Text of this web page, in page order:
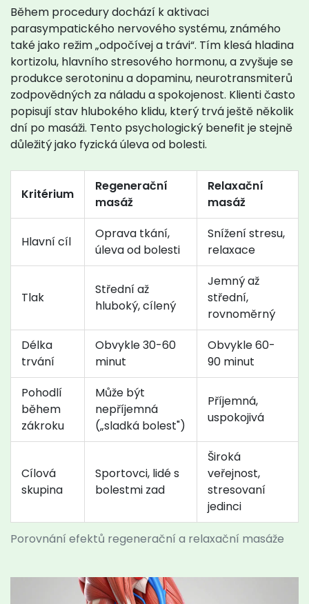
Během procedury dochází k aktivaci
parasympatického nervového systému, známého
také jako režim „odpočívej a trávi“. Tím klesá hladina
kortizolu, hlavního stresového hormonu, a zvyšuje se
produkce serotoninu a dopaminu, neurotransmiterů
zodpovědných za náladu a spokojenost. Klienti často
popisují stav hlubokého klidu, který trvá ještě několik
dní po masáži. Tento psychologický benefit je stejně
důležitý jako fyzická úleva od bolesti.
Porovnání efektů regenerační a relaxační masáže
Kritérium
Regenerační
masáž
Relaxační
masáž
Hlavní cíl
Oprava tkání,
úleva od bolesti
Snížení stresu,
relaxace
Tlak
Střední až
hluboký, cílený
Jemný až
střední,
rovnoměrný
Délka
trvání
Obvykle 30-60
minut
Obvykle 60-
90 minut
Pohodlí
během
zákroku
Může být
nepříjemná
(„sladká bolest")
Příjemná,
uspokojivá
Cílová
skupina
Sportovci, lidé s
bolestmi zad
Široká
veřejnost,
stresovaní
jedinci